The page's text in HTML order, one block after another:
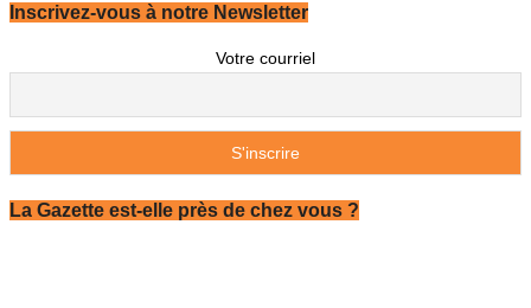
Inscrivez-vous à notre Newsletter
Votre courriel
La Gazette est-elle près de chez vous ?